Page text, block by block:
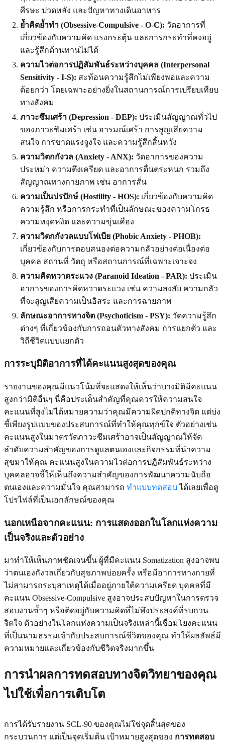
ศีรษะ ปวดหลัง และปัญหาทางเดินอาหาร
ย้ำคิดย้ำทำ (Obsessive-Compulsive - O-C): วัดอาการที่
เกี่ยวข้องกับความคิด แรงกระตุ้น และการกระทำที่คงอยู่
และรู้สึกต้านทานไม่ได้
ความไวต่อการปฏิสัมพันธ์ระหว่างบุคคล (Interpersonal
Sensitivity - I-S): สะท้อนความรู้สึกไม่เพียงพอและความ
ด้อยกว่า โดยเฉพาะอย่างยิ่งในสถานการณ์การเปรียบเทียบ
ทางสังคม
ภาวะซึมเศร้า (Depression - DEP): ประเมินสัญญาณทั่วไป
ของภาวะซึมเศร้า เช่น อารมณ์เศร้า การสูญเสียความ
สนใจ การขาดแรงจูงใจ และความรู้สึกสิ้นหวัง
ความวิตกกังวล (Anxiety - ANX): วัดอาการของความ
ประหม่า ความตึงเครียด และอาการตื่นตระหนก รวมถึง
สัญญาณทางกายภาพ เช่น อาการสั่น
ความเป็นปรปักษ์ (Hostility - HOS): เกี่ยวข้องกับความคิด
ความรู้สึก หรือการกระทำที่เป็นลักษณะของความโกรธ
ความหงุดหงิด และความขุ่นเคือง
ความวิตกกังวลแบบโฟเบีย (Phobic Anxiety - PHOB):
เกี่ยวข้องกับการตอบสนองต่อความกลัวอย่างต่อเนื่องต่อ
บุคคล สถานที่ วัตถุ หรือสถานการณ์ที่เฉพาะเจาะจง
ความคิดหวาดระแวง (Paranoid Ideation - PAR): ประเมิน
อาการของการคิดหวาดระแวง เช่น ความสงสัย ความกลัว
ที่จะสูญเสียความเป็นอิสระ และการฉายภาพ
ลักษณะอาการทางจิต (Psychoticism - PSY): วัดความรู้สึก
ต่างๆ ที่เกี่ยวข้องกับการถอนตัวทางสังคม การแยกตัว และ
วิถีชีวิตแบบแยกตัว
การระบุมิติอาการที่ได้คะแนนสูงสุดของคุณ
รายงานของคุณมีแนวโน้มที่จะแสดงให้เห็นว่าบางมิติมีคะแนน
สูงกว่ามิติอื่นๆ นี่คือประเด็นสำคัญที่คุณควรให้ความสนใจ
คะแนนที่สูงไม่ได้หมายความว่าคุณมีความผิดปกติทางจิต แต่บ่ง
ชี้เพียงรูปแบบของประสบการณ์ที่ทำให้คุณทุกข์ใจ ตัวอย่างเช่น
คะแนนสูงในมาตรวัดภาวะซึมเศร้าอาจเป็นสัญญาณให้จัด
ลำดับความสำคัญของการดูแลตนเองและกิจกรรมที่นำความ
สุขมาให้คุณ คะแนนสูงในความไวต่อการปฏิสัมพันธ์ระหว่าง
บุคคลอาจชี้ให้เห็นถึงความสำคัญของการพัฒนาความนับถือ
ตนเองและความมั่นใจ คุณสามารถ ทำแบบทดสอบ ได้เลยเพื่อดู
โปรไฟล์ที่เป็นเอกลักษณ์ของคุณ
นอกเหนือจากคะแนน: การแสดงออกในโลกแห่งความ
เป็นจริงและตัวอย่าง
มาทำให้เห็นภาพชัดเจนขึ้น ผู้ที่มีคะแนน Somatization สูงอาจพบ
ว่าตนเองกังวลเกี่ยวกับสุขภาพบ่อยครั้ง หรือมีอาการทางกายที่
ไม่สามารถระบุสาเหตุได้เมื่ออยู่ภายใต้ความเครียด บุคคลที่มี
คะแนน Obsessive-Compulsive สูงอาจประสบปัญหาในการตรวจ
สอบงานซ้ำๆ หรือติดอยู่กับความคิดที่ไม่พึงประสงค์ที่รบกวน
จิตใจ ตัวอย่างในโลกแห่งความเป็นจริงเหล่านี้เชื่อมโยงคะแนน
ที่เป็นนามธรรมเข้ากับประสบการณ์ชีวิตของคุณ ทำให้ผลลัพธ์มี
ความหมายและเกี่ยวข้องกับชีวิตจริงมากขึ้น
การนำผลการทดสอบทางจิตวิทยาของคุณ
ไปใช้เพื่อการเติบโต
การได้รับรายงาน SCL-90 ของคุณไม่ใช่จุดสิ้นสุดของ
กระบวนการ แต่เป็นจุดเริ่มต้น เป้าหมายสูงสุดของ การทดสอบ